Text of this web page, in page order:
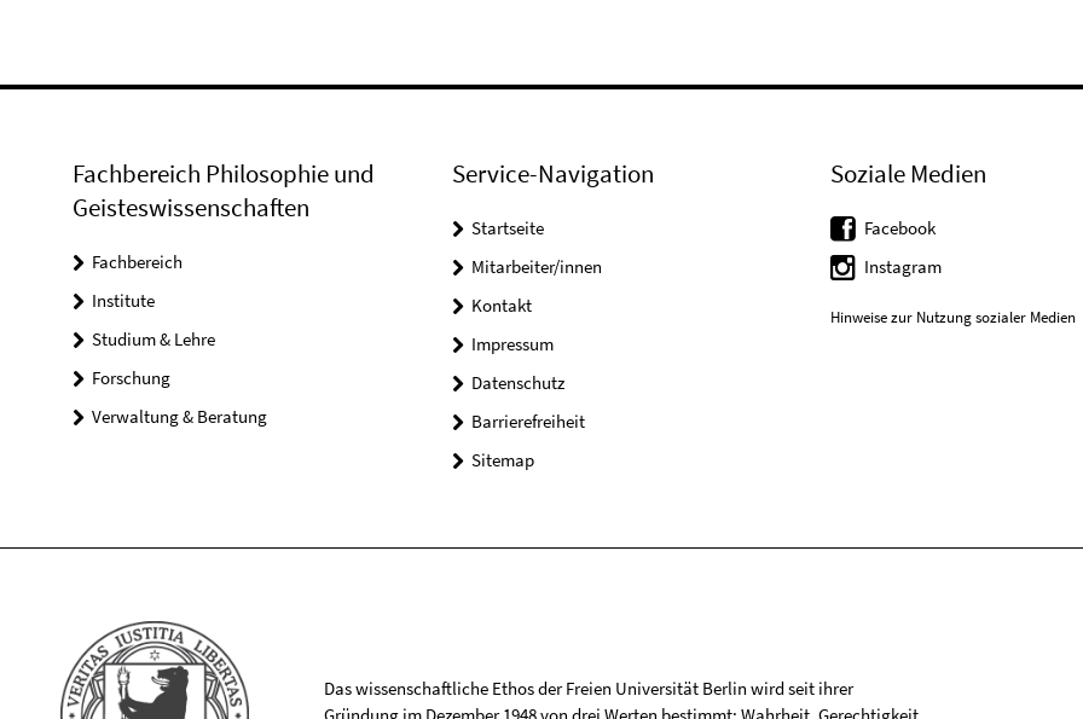
Fachbereich Philosophie und
Geisteswissenschaften
Fachbereich
Institute
Studium & Lehre
Forschung
Verwaltung & Beratung
Service-Navigation
Startseite
Mitarbeiter/innen
Kontakt
Impressum
Datenschutz
Barrierefreiheit
Sitemap
Soziale Medien
Facebook
Instagram
Hinweise zur Nutzung sozialer Medien
Das wissenschaftliche Ethos der Freien Universität Berlin wird seit ihrer